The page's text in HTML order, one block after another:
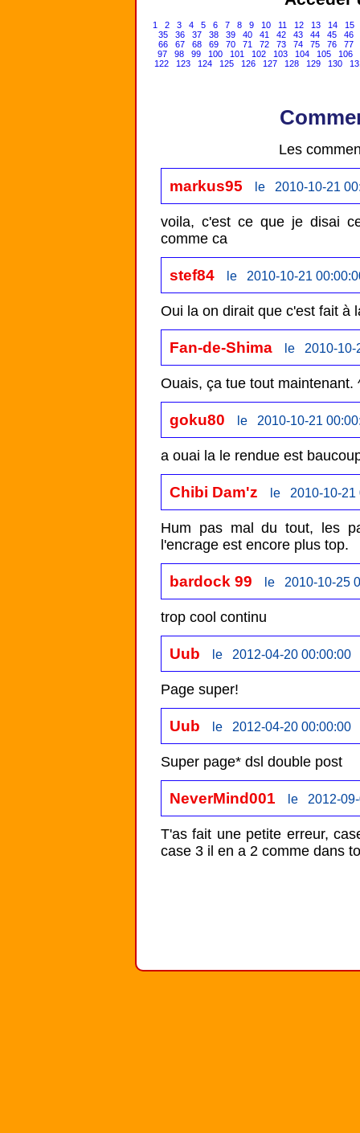
1 2 3 4 5 6 7 8 9 10 11 12 13 14
15
35
36 37 38 39 40 41 42 43 44 45
46
66
67 68 69 70 71 72 73 74 75 76
77
97
98 99 100 101 102 103 104 105
106
122
123 124 125 126 127 128 129 130
Les
markus95 le 2010-10-21
voila, c'est ce que je disai
comme ca
stef84 le 2010-10-21
Oui la on dirait que c'est fait à
Fan-de-Shima le 2010-10-
Ouais, ça tue tout maintenant.
goku80 le 2010-10-21
a ouai la le rendue est
Chibi Dam'z le 2010-10-21
Hum pas mal du tout, les
l'encrage est encore plus top.
bardock 99 le 2010-10-25
trop cool continu
Uub le 2012-04-20 00:00:00
Page super!
Uub le 2012-04-20 00:00:00
Super page* dsl double post
NeverMind001 le 2012-
T'as fait une petite erreur,
case 3 il en a 2 comme dans